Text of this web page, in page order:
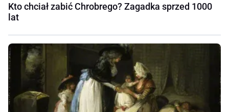
Kto chciał zabić Chrobrego? Zagadka sprzed 1000
lat